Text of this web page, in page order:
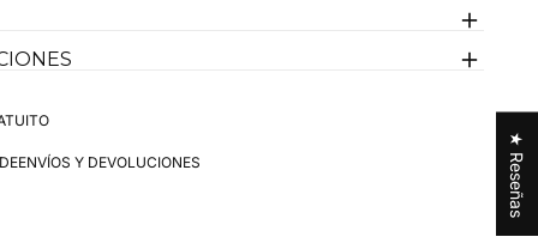
ENVÍOS Y DEVOLUCIONES ★ Reseñas